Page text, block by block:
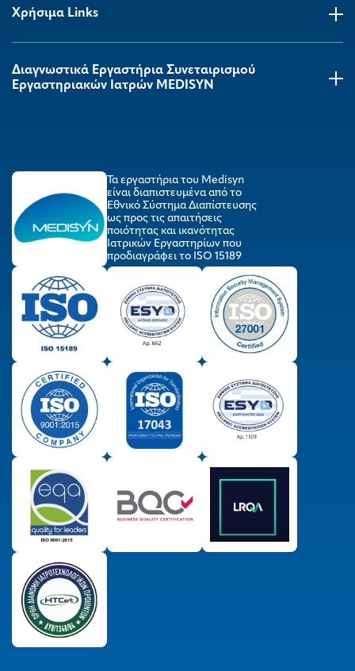
Χρήσιμα Links
Διαγνωστικά Εργαστήρια Συνεταιρισμού
Εργαστηριακών Ιατρών MEDISYΝ
Τα εργαστήρια του Medisyn
είναι διαπιστευμένα από το
Εθνικό Σύστημα Διαπίστευσης
ως προς τις απαιτήσεις
ποιότητας και ικανότητας
Ιατρικών Εργαστηρίων που
προδιαγράφει το ISO 15189